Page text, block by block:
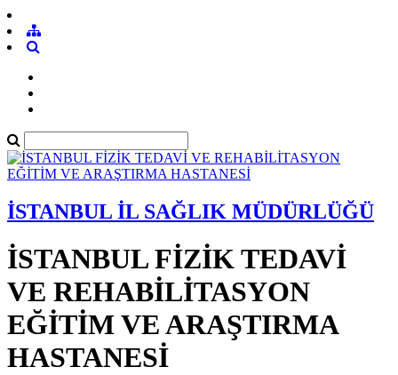
İSTANBUL İL SAĞLIK MÜDÜRLÜĞÜ
İSTANBUL FİZİK TEDAVİ
VE REHABİLİTASYON
EĞİTİM VE ARAŞTIRMA
HASTANESİ